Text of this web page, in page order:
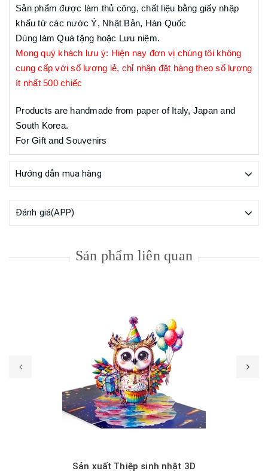
Sản phẩm được làm thủ công, chất liệu bằng giấy nhập
khẩu từ các nước Ý, Nhật Bản, Hàn Quốc
Dùng làm Quà tặng hoặc Lưu niệm.
Mong quý khách lưu ý: Hiện nay đơn vị chúng tôi không
cung cấp với số lượng lẻ, chỉ nhận đặt hàng theo số lượng
ít nhất 500 chiếc
Products are handmade from paper of Italy, Japan and
South Korea.
For Gift and Souvenirs
Hướng dẫn mua hàng
Đánh giá(APP)
Sản phẩm liên quan